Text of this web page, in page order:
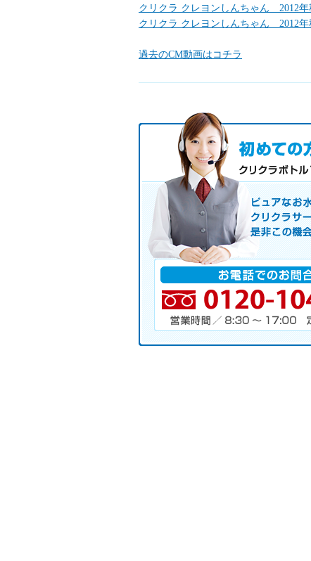
クリクラ クレヨンしんちゃん 2012年
クリクラ クレヨンしんちゃん 2012年
過去のCM動画はコチラ
初めての方へ キャンペーン実施
お気軽にお申し込み下さい。
ピュアなお水とお湯も使えるクリク
サーバレンタル
ご自宅まで配送
※ご契約なさらなくても結構です。
お電話でのお問合せ